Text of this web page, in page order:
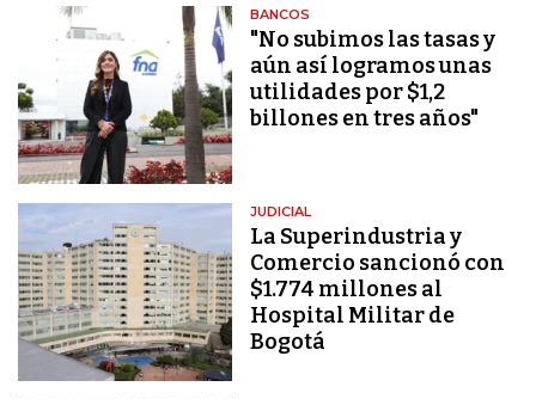
BANCOS
"No subimos las tasas y
aún así logramos unas
utilidades por $1,2
billones en tres años"
JUDICIAL
La Superindustria y
Comercio sancionó con
$1.774 millones al
Hospital Militar de
Bogotá